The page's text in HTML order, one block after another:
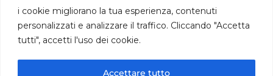
i cookie migliorano la tua esperienza, contenuti
personalizzati e analizzare il traffico. Cliccando "Accetta
tutti", accetti l'uso dei cookie.
Accettare tutto
info@dantec.it
Via San Francesco 20 20826 Misinto (MB)
P.iva: 12090590014